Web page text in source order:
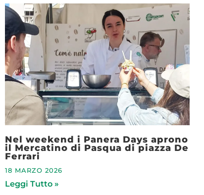
Nel weekend i Panera Days aprono
il Mercatino di Pasqua di piazza De
Ferrari
18 MARZO 2026
Leggi Tutto »